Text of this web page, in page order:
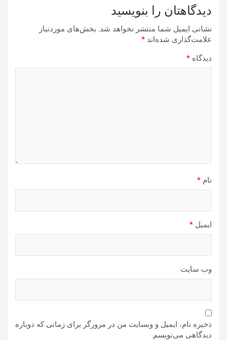
دیدگاهتان را بنویسید
نشانی ایمیل شما منتشر نخواهد شد. بخش‌های موردنیاز
علامت‌گذاری شده‌اند *
دیدگاه *
نام *
ایمیل *
وب‌ سایت
ذخیره نام، ایمیل و وبسایت من در مرورگر برای زمانی که دوباره
دیدگاهی می‌نویسم.